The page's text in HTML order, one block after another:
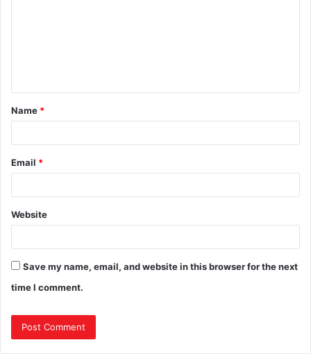
t
*
Name *
Email *
Website
Save my name, email, and website in this browser for the next
time I comment.